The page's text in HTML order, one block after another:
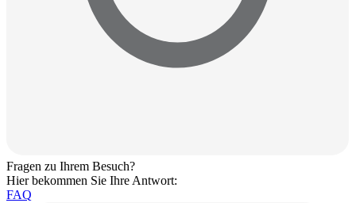
Fragen zu Ihrem Besuch?
Hier bekommen Sie Ihre Antwort:
FAQ